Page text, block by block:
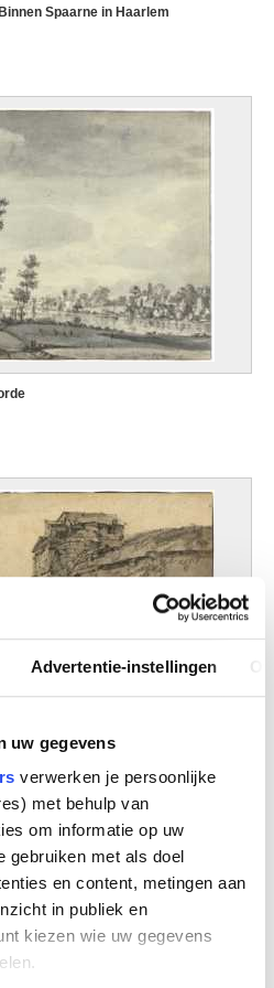
Advertentie-instellingen
uw gegevens
verwerken je persoonlijke
met behulp van
om informatie op uw
gebruiken met als doel
en content, metingen aan
in publiek en
kiezen wie uw gegevens
Spaarne in Haarlem
een hoge toegangspoort